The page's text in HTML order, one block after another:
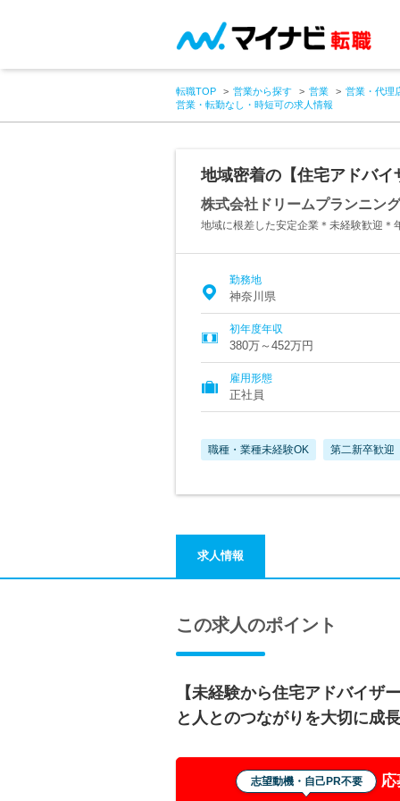
転職TOP 営業から探す 営業
営業・代理
営業・転勤なし・時短可の求人情報
地域密着の【住宅アドバ
株式会社ドリームプランニング
地域に根差した安定企業＊未経験歓迎＊
勤務地
神奈川県
初年度年収
380万～452万円
雇用形態
正社員
職種・業種未経験OK 第二新卒歓迎
求人情報
この求人のポイント
【未経験から住宅アドバイザ
と人とのつながりを大切に成
志望動機・自己PR不要